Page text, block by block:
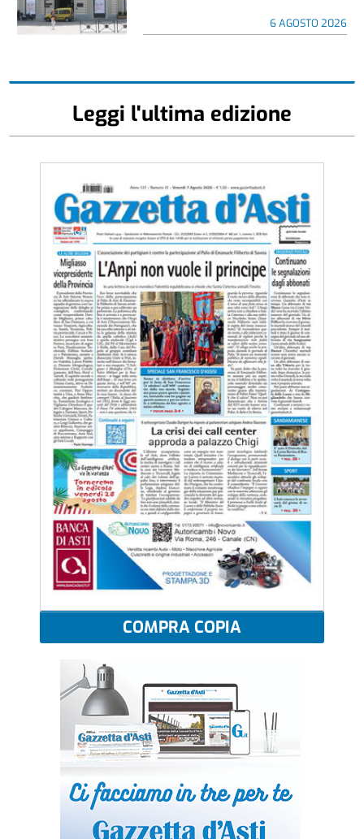
6 AGOSTO 2026
Leggi l'ultima edizione
COMPRA COPIA